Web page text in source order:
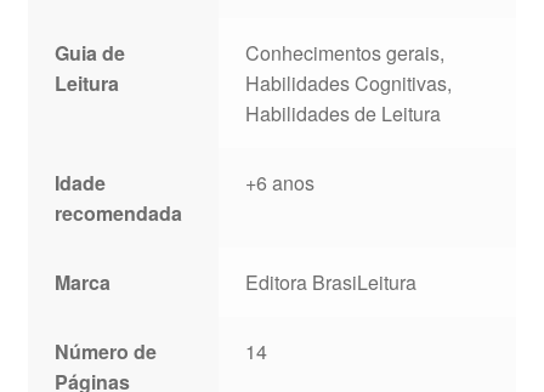
Guia de
Leitura
Conhecimentos gerais,
Habilidades Cognitivas,
Habilidades de Leitura
Idade
recomendada
+6 anos
Marca Editora BrasiLeitura
Número de
Páginas
14